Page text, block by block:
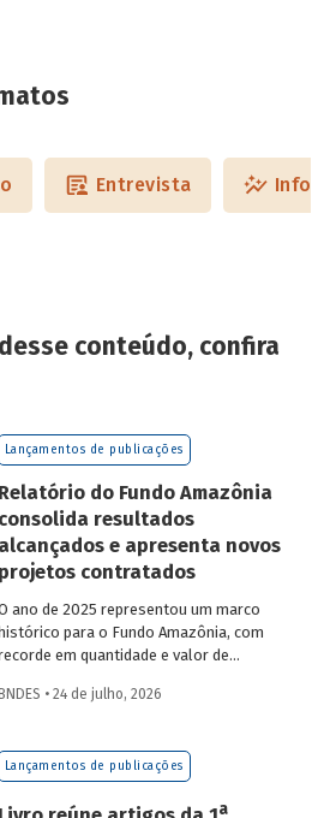
Entrevista
conteúdo, confira
Lançamentos de publicações
Relatório do Fundo Amazônia
consolida resultados
alcançados e apresenta novos
projetos contratados
ano de 2025 representou um marco
para o Fundo Amazônia, com
em quantidade e valor de
foram 22 operações
desembolsados. Ainda no período, foram
• 24 de julho, 2026
Lançamentos de publicações
a